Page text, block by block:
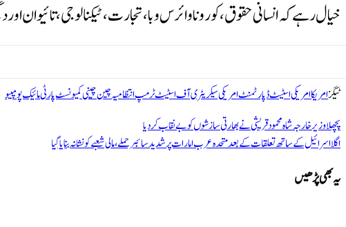
خیال رہے کہ انسانی حقوق، کورونا وائرس وبا، تجارت، ٹیکنالوجی،
ٹیگزامریکاامریکی اسٹیٹ ڈپارٹمنٹامریکی سیکریٹری آف اسٹیٹٹرمپ انتظامیہچینچینی کمیونسٹ پارٹیمائیک پومپیو
پچھلاوزیر خارجہ شاہ محمود قریشی نے بھارتی سازشوں کو بے نقاب کردیا
اگلااسرائیل کے ساتھ تعلقات کے بعد متحدہ عرب امارات پر شدید سائبر حملے، مالی شعبے کو نشانہ بنایا گیا
یہ بھی پڑھیں